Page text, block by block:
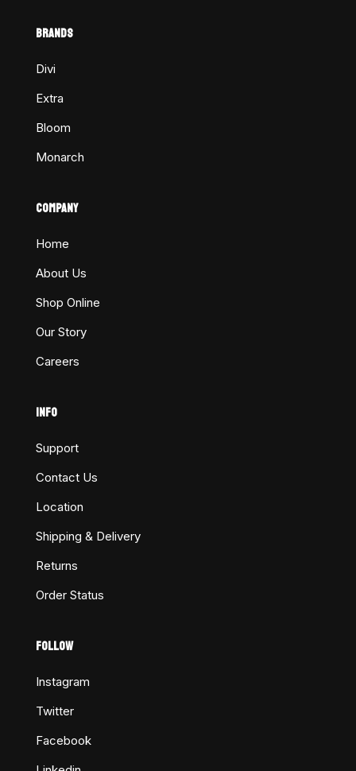
BRANDS
Divi
Extra
Bloom
Monarch
COMPANY
Home
About Us
Shop Online
Our Story
Careers
INFO
Support
Contact Us
Location
Shipping & Delivery
Returns
Order Status
FOLLOW
Instagram
Twitter
Facebook